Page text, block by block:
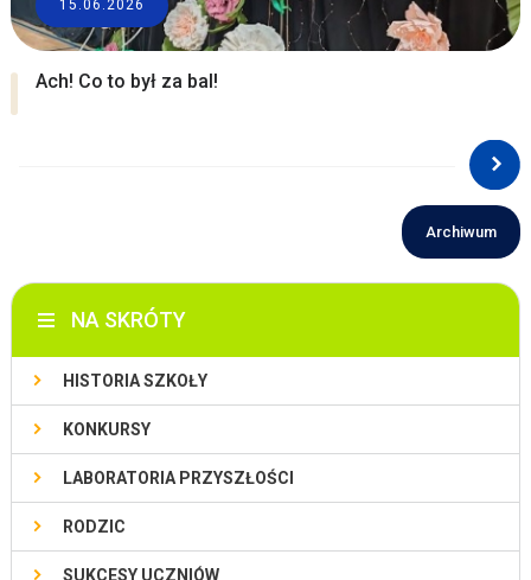
15.06.2026
Ach! Co to był za bal!
Archiwum
NA SKRÓTY
HISTORIA SZKOŁY
KONKURSY
LABORATORIA PRZYSZŁOŚCI
RODZIC
SUKCESY UCZNIÓW